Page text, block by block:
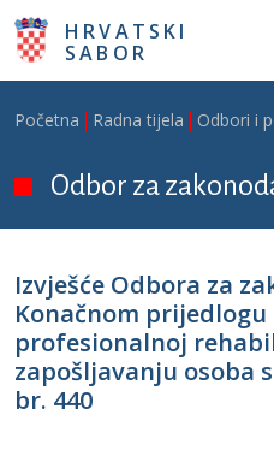
Skoči na glavni sadržaj
HRVATSKI
SABOR
Breadcrumb
Početna Radna tijela Odbori i
Odbor za
Izvješće Odbora za
Konačnom prijedlogu
profesionalnoj
zapošljavanju osoba
br. 440